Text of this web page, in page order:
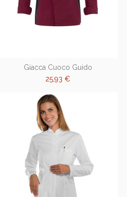
Giacca Cuoco Guido
25,93 €